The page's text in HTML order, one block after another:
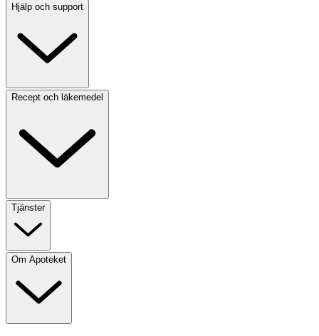
Hjälp och support
Recept och läkemedel
Tjänster
Om Apoteket